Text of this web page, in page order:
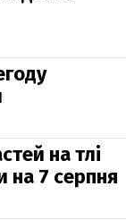
на тлі
на 7 серпня